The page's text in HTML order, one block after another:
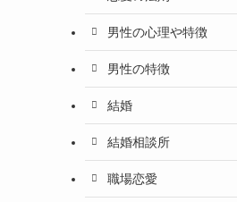
男性の心理や特徴
男性の特徴
結婚
結婚相談所
職場恋愛